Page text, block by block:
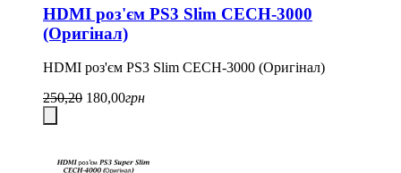
HDMI роз'єм PS3 Slim CECH-3000
(Оригінал)
HDMI роз'єм PS3 Slim CECH-3000 (Оригінал)
250,20 180,00грн